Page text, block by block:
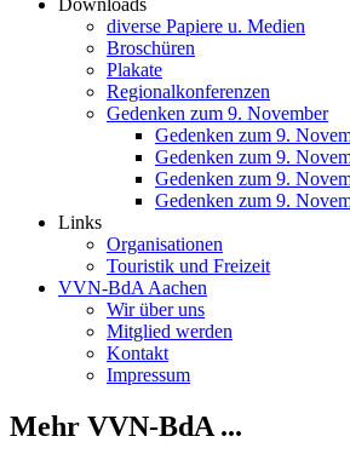
diverse Papiere u. Medien
Broschüren
Plakate
Regionalkonferenzen
Gedenken zum 9. November
Gedenken zum 9.
Gedenken zum 9.
Gedenken zum 9.
Gedenken zum 9.
Links
Organisationen
Touristik und Freizeit
VVN-BdA Aachen
Wir über uns
Mitglied werden
Kontakt
Impressum
Mehr VVN-BdA ...